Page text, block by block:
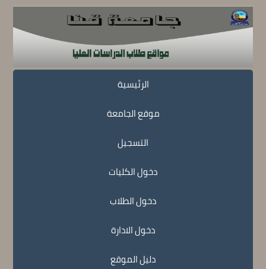
الرئيسية
موقع الجامعة
التسجيل
دخول الكليات
دخول الطلاب
دخول الادارة
دليل الموقع